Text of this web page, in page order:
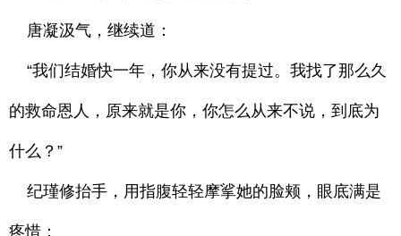
唐凝汲气，继续道：
“我们结婚快一年，你从来没有提过。我找了那么久
的救命恩人，原来就是你，你怎么从来不说，到底为
什么？”
纪瑾修抬手，用指腹轻轻摩挲她的脸颊，眼底满是
疼惜：